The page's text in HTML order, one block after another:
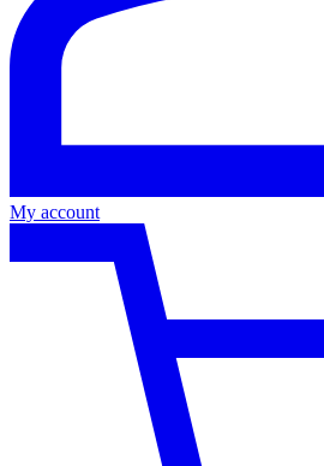
My account